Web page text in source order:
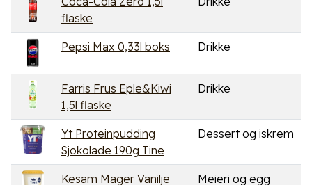
flaske
Pepsi Max 0,33l boks Drikke
Farris Frus Eple&Kiwi
1,5l flaske
Drikke
Yt Proteinpudding
Sjokolade 190g Tine
Dessert og iskrem
Kesam Mager Vanilje
Meieri og egg